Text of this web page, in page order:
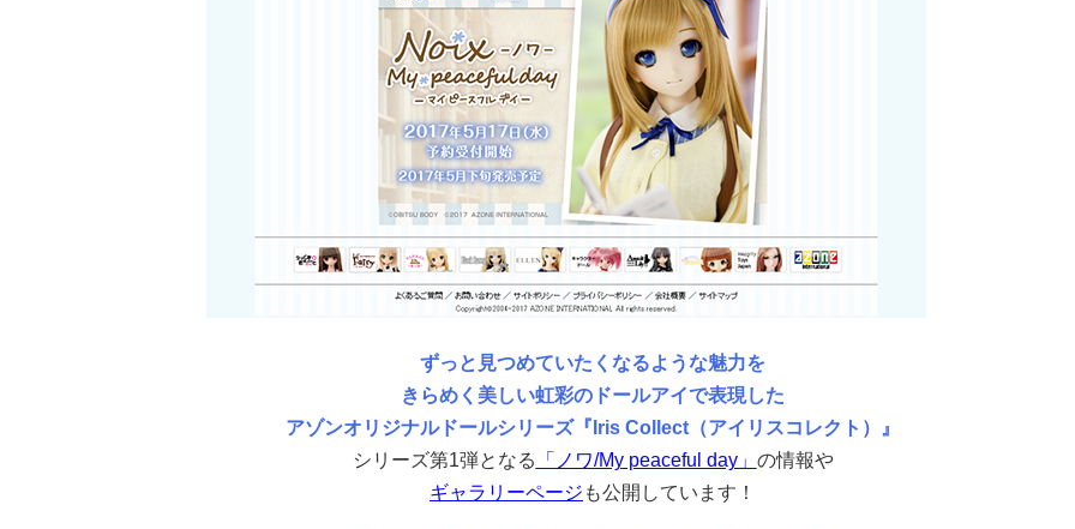
ずっと見つめていたくなるような魅力を
きらめく美しい虹彩のドールアイで表現した
アゾンオリジナルドールシリーズ『Iris Collect（アイリスコレクト）』
シリーズ第1弾となる 「ノワ/My peaceful day」 の情報や
ギャラリーページ も公開しています！